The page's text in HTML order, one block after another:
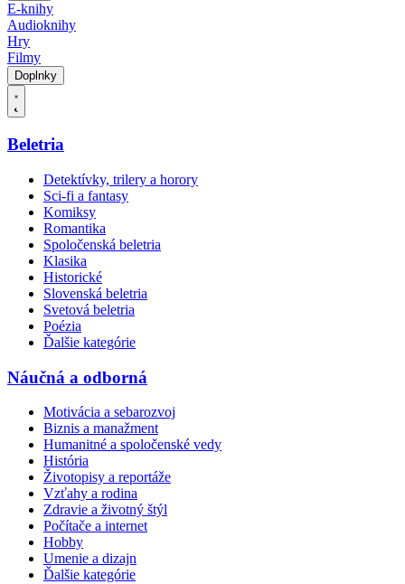
E-knihy
Audioknihy
Hry
Filmy
Doplnky
Beletria
Detektívky, trilery a horory
Sci-fi a fantasy
Komiksy
Romantika
Spoločenská beletria
Klasika
Historické
Slovenská beletria
Svetová beletria
Poézia
Ďalšie kategórie
Náučná a odborná
Motivácia a sebarozvoj
Biznis a manažment
Humanitné a spoločenské vedy
História
Životopisy a reportáže
Vzťahy a rodina
Zdravie a životný štýl
Počítače a internet
Hobby
Umenie a dizajn
Ďalšie kategórie